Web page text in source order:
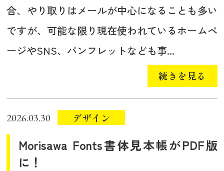
合、やり取りはメールが中心になることも多い
ですが、可能な限り現在使われているホームペ
ージやSNS、パンフレットなども事...
続きを見る
2026.03.30 デザイン
Morisawa Fonts書体見本帳がPDF版
に！